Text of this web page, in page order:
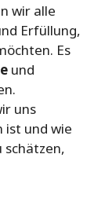
wir alle
Erfüllung,
Es
und
uns
ist und wie
schätzen,